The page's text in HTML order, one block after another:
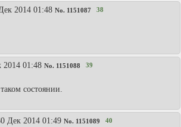
2014 01:48 No. 1151087 38
2014 01:48 No. 1151088 39
состоянии.
Дек 2014 01:49 No. 1151089 40